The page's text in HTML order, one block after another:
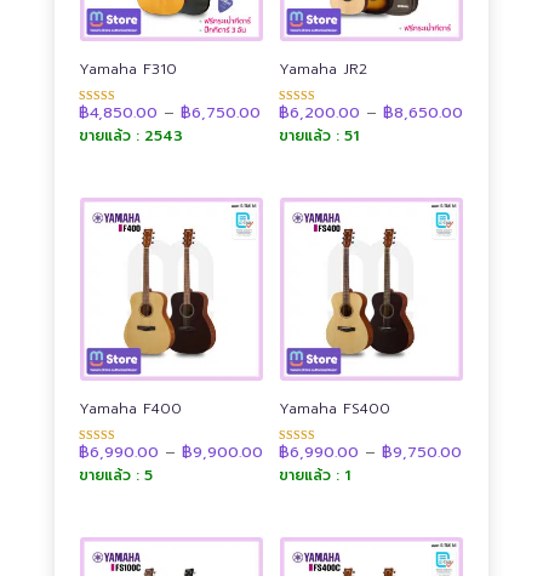
Yamaha F310
ให้คะแนน
ตั้งแต่ 1-5
฿4,850.00 – ฿6,750.00Price
range:
฿4,850.00
ขายแล้ว : 2543
Yamaha JR2
ให้คะแนน
ตั้งแต่ 1-5
฿6,200.00 – ฿8,650.00
ขายแล้ว : 51
Yamaha F400
ให้คะแนน
ตั้งแต่ 1-5
฿6,990.00 – ฿9,900.00Price
range:
฿6,990.00
ขายแล้ว : 5
Yamaha FS400
ให้คะแนน
ตั้งแต่ 1-5
฿6,990.00 – ฿9,750.00
ขายแล้ว : 1